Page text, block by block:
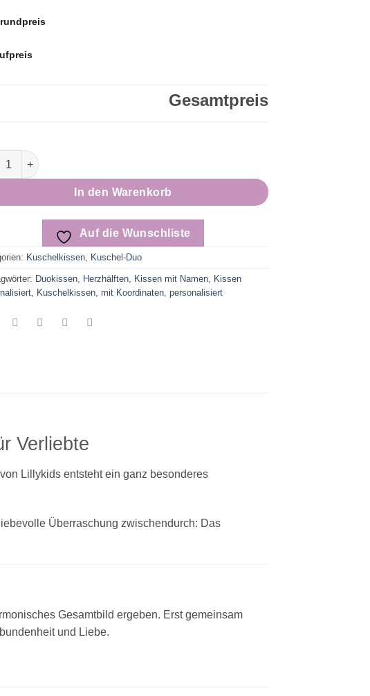
Gesamtpreis
personalisiert | Kuschel-Duo für Verliebte | Lillykids Menge
In den Warenkorb
Auf die Wunschliste
Kuschelkissen, Kuschel-Duo
Duokissen, Herzhälften, Kissen mit Namen, Kissen
, Kuschelkissen, mit Koordinaten, personalisiert
Verliebte
Lillykids entsteht ein ganz besonderes
Überraschung zwischendurch: Das
Gesamtbild ergeben. Erst gemeinsam
und Liebe.